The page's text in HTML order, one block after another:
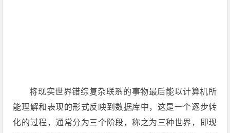
将现实世界错综复杂联系的事物最后能以计算机所
能理解和表现的形式反映到数据库中，这是一个逐步转
化的过程，通常分为三个阶段，称之为三种世界，即现